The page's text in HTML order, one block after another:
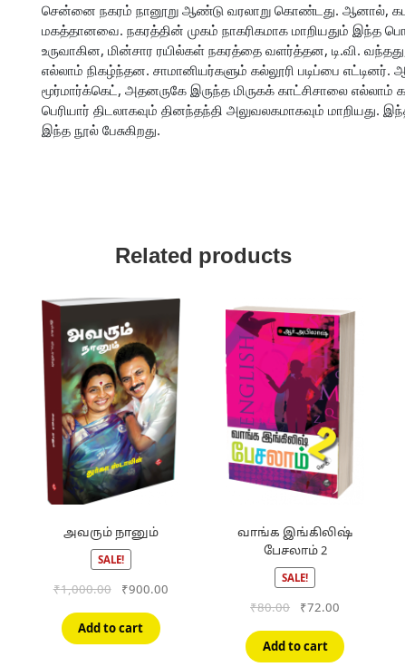
சென்னை நகரம் நானூறு ஆண்டு வரலாறு கொண்டது. ஆனால்,
மகத்தானவை. நகரத்தின் முகம் நாகரிகமாக மாறியதும் இந்த
உருவாகின, மின்சார ரயில்கள் நகரத்தை வளர்த்தன, டி.வி.
எல்லாம் நிகழ்ந்தன. சாமானியர்களும் கல்லூரி படிப்பை எட்டினர்.
மூர்மார்க்கெட், அதனருகே இருந்த மிருகக் காட்சிசாலை
பெரியார் திடலாகவும் தினந்தந்தி அலுவலகமாகவும்
இந்த நூல் பேசுகிறது.
Related products
அவரும் நானும்
SALE!
₹1,000.00
Original
was:
₹1,000.00.
₹900.00Current
Add to cart
வாங்க இங்கிலிஷ்
பேசலாம் 2
SALE!
₹80.00
Original
was:
₹80.00.
₹72.00
is:
₹72.00.
Add to cart